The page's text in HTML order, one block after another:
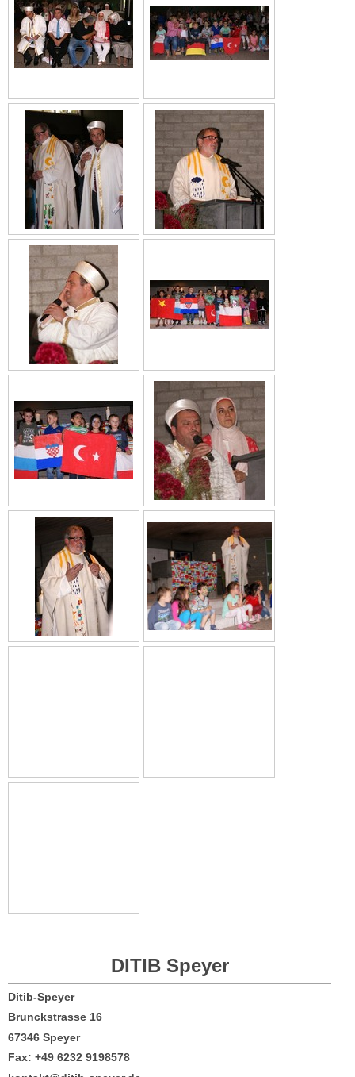
DITIB Speyer
Ditib-Speyer
Brunckstrasse 16
67346 Speyer
Fax: +49 6232 9198578